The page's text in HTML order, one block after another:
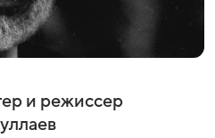
и режиссер